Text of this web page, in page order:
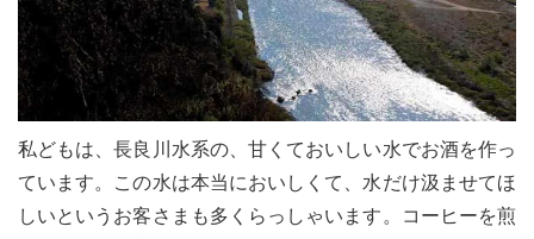
私どもは、長良川水系の、甘くておいしい水でお酒を作っ
ています。この水は本当においしくて、水だけ汲ませてほ
しいというお客さまも多くらっしゃいます。コーヒーを煎